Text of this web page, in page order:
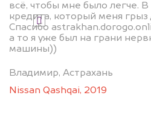
всё, чтобы мне было легче. В
кредита, который меня грыз
Спасибо
а то я уже был на грани
машины))
Владимир, Астрахань
Nissan Qashqai, 2019
Я даю согласие на
персональных данных
политикой